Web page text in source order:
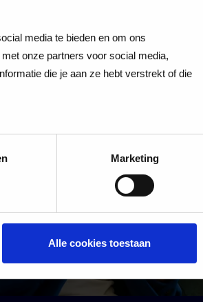
media te bieden en om ons
onze partners voor social media,
die je aan ze hebt verstrekt of die
Marketing
Alle cookies toestaan